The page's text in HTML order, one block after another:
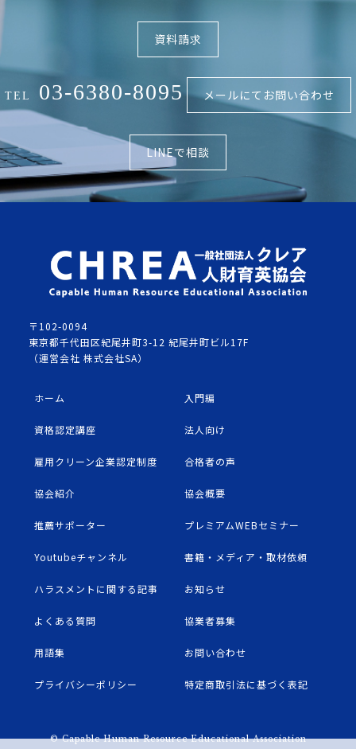
資料請求
TEL 03-6380-8095 メールにてお問い合わせ
LINEで相談
〒102-0094
東京都千代田区紀尾井町3-12 紀尾井町ビル17F
（運営会社 株式会社SA）
ホーム 入門編
資格認定講座 法人向け
雇用クリーン企業認定制度 合格者の声
協会紹介 協会概要
推薦サポーター プレミアムWEBセミナー
Youtubeチャンネル 書籍・メディア・取材依頼
ハラスメントに関する記事 お知らせ
よくある質問 協業者募集
用語集 お問い合わせ
プライバシーポリシー 特定商取引法に基づく表記
© Capable Human Resource Educational Association